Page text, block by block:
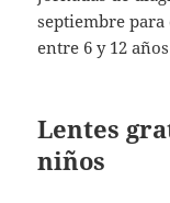
septiembre para
entre 6 y 12
Lentes
niños